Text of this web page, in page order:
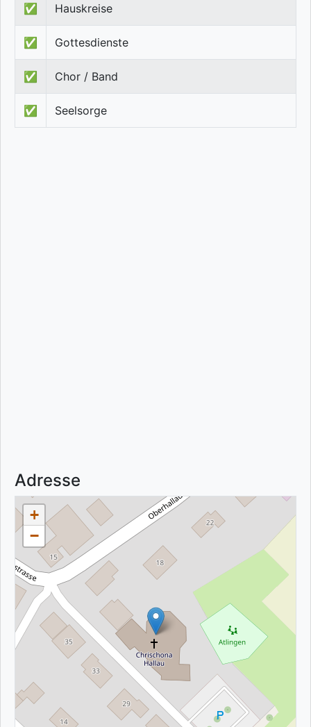
✅ Hauskreise
✅ Gottesdienste
✅ Chor / Band
✅ Seelsorge
Adresse
+
−